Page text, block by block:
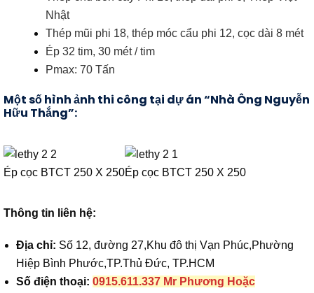
Nhật
Thép mũi phi 18, thép móc cẩu phi 12, cọc dài 8 mét
Ép 32 tim, 30 mét / tim
Pmax: 70 Tấn
Một số hình ảnh thi công tại dự án “Nhà Ông Nguyễn
Hữu Thắng”:
Ép cọc BTCT 250 X 250Ép cọc BTCT 250 X 250
Thông tin liên hệ:
Địa chỉ: Số 12, đường 27,Khu đô thị Vạn Phúc,Phường
Hiệp Bình Phước,TP.Thủ Đức, TP.HCM
Số điện thoại: 0915.611.337 Mr Phương Hoặc